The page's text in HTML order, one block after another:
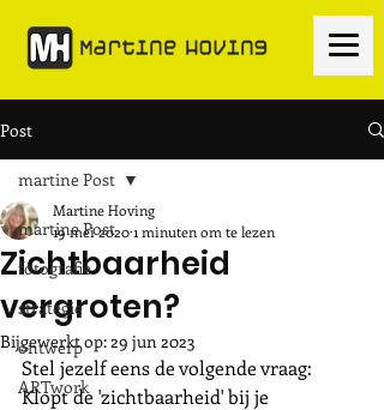
Post
martine Post
fotografie
strategie
ontwerp
ARTwork
martine Post
Zichtbaarheid
vergroten?
Martine Hoving
19 mei 20201 minuten om te lezen
Bijgewerkt op:29 jun 2023
Stel jezelf eens de volgende vraag:
Klopt de 'zichtbaarheid' bij je